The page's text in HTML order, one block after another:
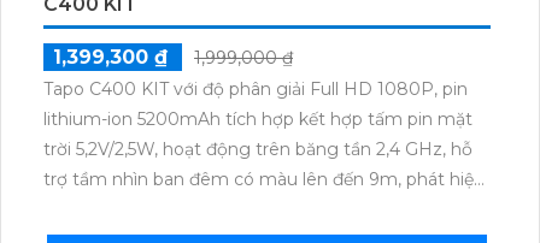
1,399,300 ₫
1,999,000 ₫
Tapo C400 KIT với độ phân giải Full HD 1080P, pin
lithium-ion 5200mAh tích hợp kết hợp tấm pin mặt
trời 5,2V/2,5W, hoạt động trên băng tần 2,4 GHz, hỗ
trợ tầm nhìn ban đêm có màu lên đến 9m, phát hiện